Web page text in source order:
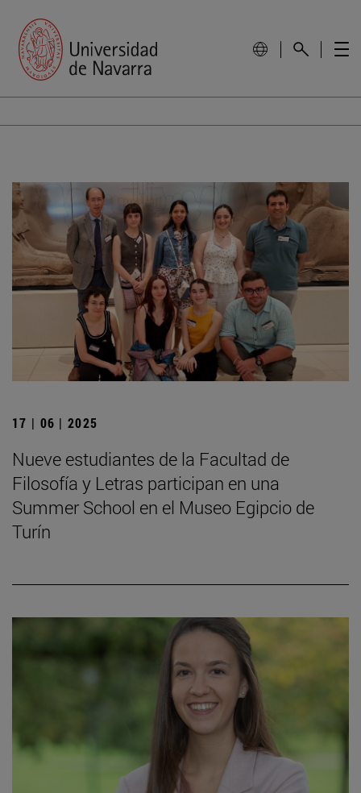
17 | 06 | 2025
Nueve estudiantes de la Facultad de
Filosofía y Letras participan en una
Summer School en el Museo Egipcio de
Turín